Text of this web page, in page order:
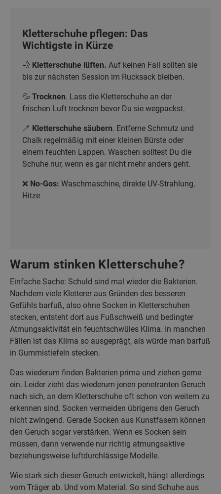
Kletterschuhe pflegen: Das
Wichtigste in Kürze
💨 Kletterschuhe lüften. Auf keinen Fall sollten sie
bis zur nächsten Session im Rucksack bleiben.
💦 Trocknen. Lass die Kletterschuhe an der
frischen Luft trocknen bevor Du sie wegpackst.
🪥 Kletterschuhe säubern. Entferne Schmutz und
Chalk regelmäßig mit einer kleinen Bürste oder
einem feuchten Lappen. Waschen solltest Du die
Schuhe nur, wenn es gar nicht mehr anders geht.
❌ No-Gos: Waschmaschine, direkte UV-Strahlung,
Hitze
Warum stinken Kletterschuhe?
Einfache Sache: Schuld sind mal wieder die Bakterien.
Nachdem viele Kletterer aus Gründen des besseren
Gefühls barfuß, also ohne Socken in Kletterschuhen
stecken, entsteht dort aus Fußschweiß und bedingter
Atmungsaktivität ein feuchtschwüles Klima. In manchen
Fällen ist das Klima so ausgeprägt, als würde man barfuß
in Gummistiefeln stecken.
Das wiederum finden Bakterien prima und ziehen gerne
ein. Leider zieht das wiederum jenen penetranten Geruch
nach sich, an dem Kletterschuhe oft schon von weitem zu
erkennen sind. Socken vermeiden übrigens den Geruch
nicht zwingend. Gerade Socken aus Kunstfasern können
den Geruch sogar verstärken. Wenn es Socken sein
müssen, dann verwende nur richtig atmungsaktive
beziehungsweise luftdurchlässige Modelle.
Wie stark sich dieser Geruch entwickelt, hängt allerdings
vom Träger ab. Und vom Material. So sind Schuhe aus